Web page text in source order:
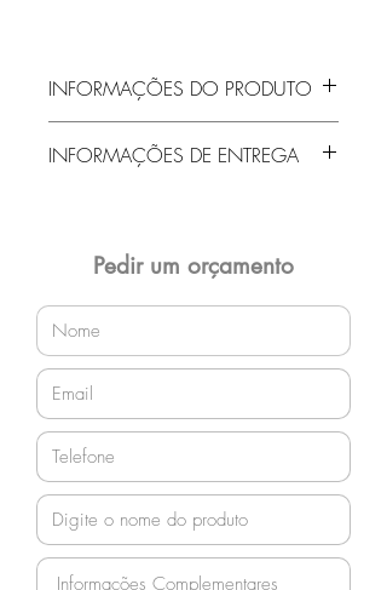
INFORMAÇÕES DO PRODUTO
INFORMAÇÕES DE ENTREGA
orçamento!Pedir um orçamento